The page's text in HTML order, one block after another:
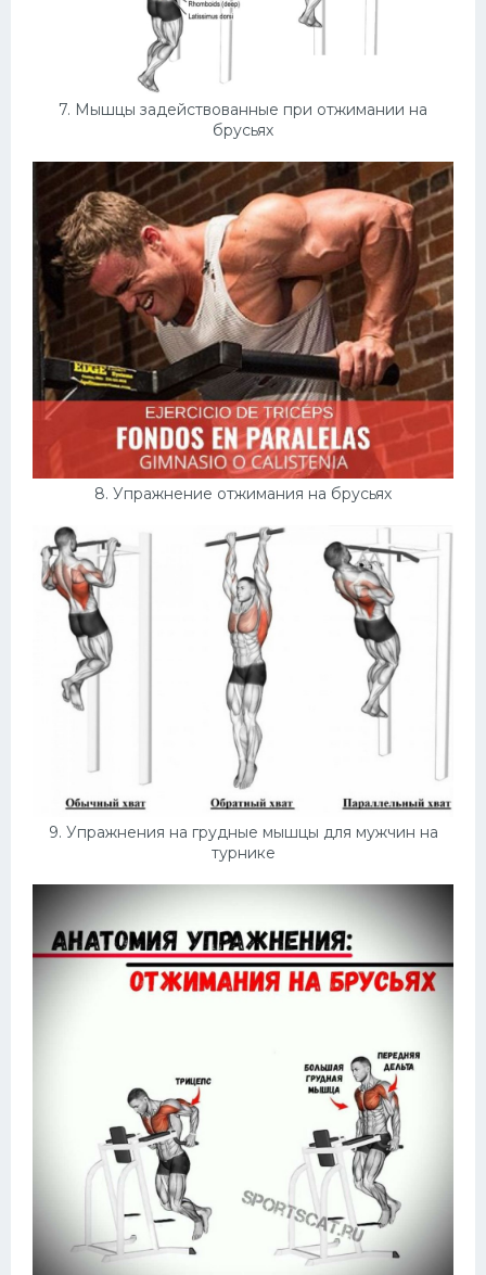
7. Мышцы задействованные при отжимании на
брусьях
8. Упражнение отжимания на брусьях
9. Упражнения на грудные мышцы для мужчин на
турнике